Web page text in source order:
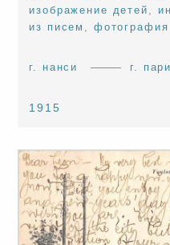
изображение детей
из писем
фотография
г. нанси г.
1915